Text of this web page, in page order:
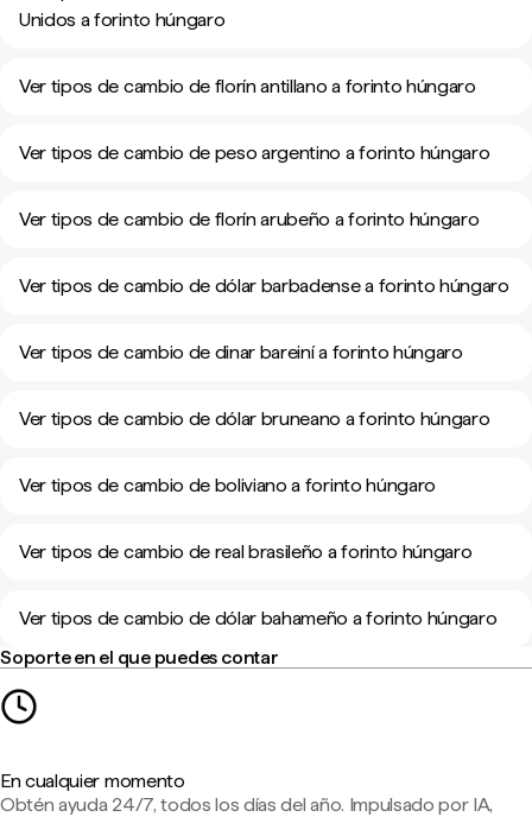
Unidos a forinto húngaro
Ver tipos de cambio de florín antillano a forinto húngaro
Ver tipos de cambio de peso argentino a forinto húngaro
Ver tipos de cambio de florín arubeño a forinto húngaro
Ver tipos de cambio de dólar barbadense a forinto húngaro
Ver tipos de cambio de dinar bareiní a forinto húngaro
Ver tipos de cambio de dólar bruneano a forinto húngaro
Ver tipos de cambio de boliviano a forinto húngaro
Ver tipos de cambio de real brasileño a forinto húngaro
Ver tipos de cambio de dólar bahameño a forinto húngaro
Soporte en el que puedes contar
En cualquier momento
Obtén ayuda 24/7, todos los días del año. Impulsado por IA,